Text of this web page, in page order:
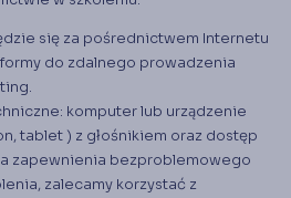
się za pośrednictwem Internetu
do zdalnego prowadzenia
komputer lub urządzenie
tablet ) z głośnikiem oraz dostęp
zapewnienia bezproblemowego
zalecamy korzystać z